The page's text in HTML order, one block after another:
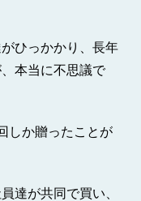
ひっかかり、長年
本当に不思議で
しか贈ったことが
達が共同で買い、